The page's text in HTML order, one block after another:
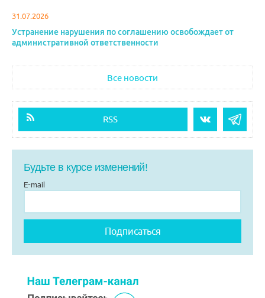
31.07.2026
Устранение нарушения по соглашению освобождает от
административной ответственности
Все новости
RSS
Будьте в курсе изменений!
E-mail